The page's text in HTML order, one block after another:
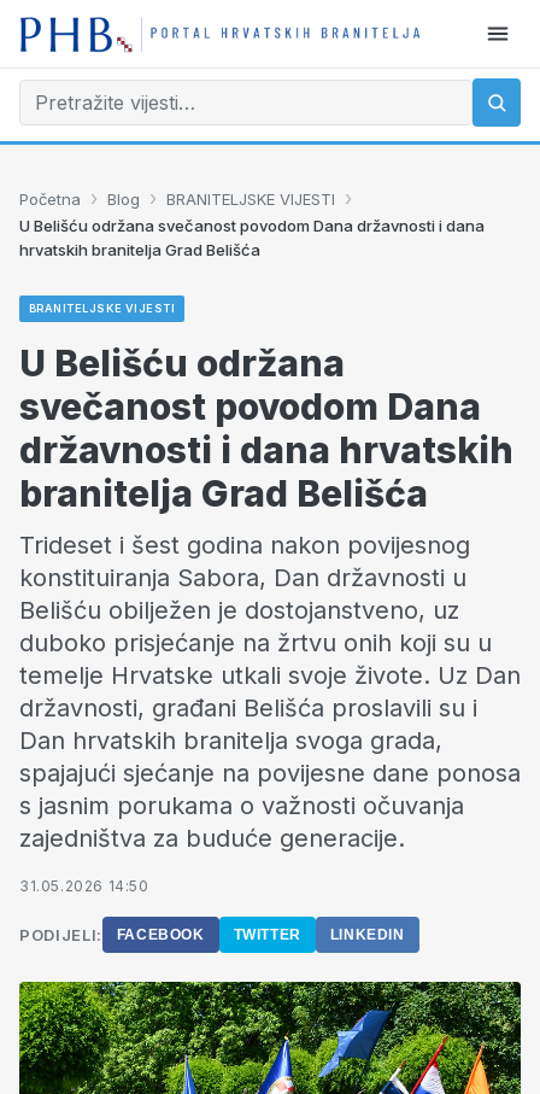
Početna › Blog › BRANITELJSKE VIJESTI ›
U Belišću održana svečanost povodom Dana državnosti i dana
hrvatskih branitelja Grad Belišća
BRANITELJSKE VIJESTI
U Belišću održana
svečanost povodom Dana
državnosti i dana hrvatskih
branitelja Grad Belišća
Trideset i šest godina nakon povijesnog
konstituiranja Sabora, Dan državnosti u
Belišću obilježen je dostojanstveno, uz
duboko prisjećanje na žrtvu onih koji su u
temelje Hrvatske utkali svoje živote. Uz Dan
državnosti, građani Belišća proslavili su i
Dan hrvatskih branitelja svoga grada,
spajajući sjećanje na povijesne dane ponosa
s jasnim porukama o važnosti očuvanja
zajedništva za buduće generacije.
31.05.2026 14:50
PODIJELI: FACEBOOK TWITTER LINKEDIN